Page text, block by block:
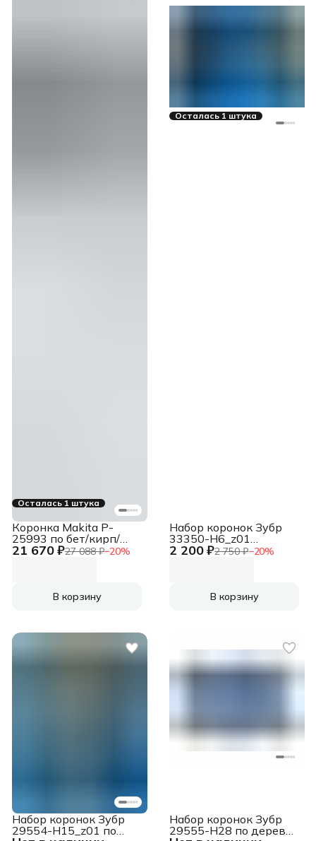
Осталась 1 штука
21 670 ₽27 088 ₽−20%
Коронка Makita P-
25993 по бет/кирп/
камн Д=100мм
В корзину
Осталась 1 штука
2 200 ₽2 750 ₽−20%
Набор коронок Зубр
33350-H6_z01
универсал. (6пред.)
В корзину
Набор коронок Зубр
29554-H15_z01 по
Набор коронок Зубр
29555-H28 по дереву